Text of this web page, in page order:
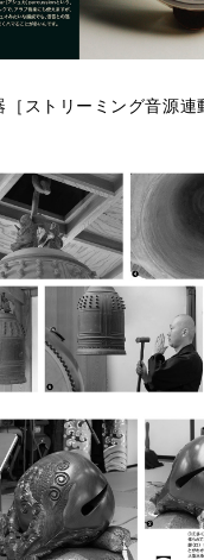
ストリーミング音源連